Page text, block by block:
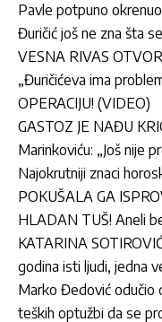
Pavle potpuno
Đuričić još ne zna šta
VESNA RIVAS
„Đuričićeva ima
OPERACIJU! (VIDEO)
GASTOZ JE NAĐU
Marinkoviću: „Još nije
Najokrutniji znaci
POKUŠALA GA
HLADAN TUŠ! Aneli
KATARINA
godina isti ljudi, jedna
Marko Đedović odučio
teških optužbi da se